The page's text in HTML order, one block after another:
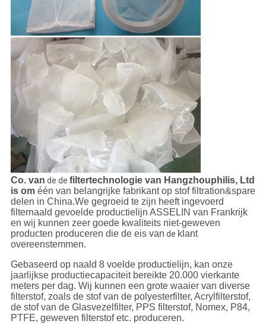
Co. van de de filtertechnologie van Hangzhouphilis, Ltd
is oméén van belangrijke fabrikant op stof filtration&spare
delen in China.We gegroeid te zijn heeft ingevoerd
filternaald gevoelde productielijn ASSELIN van Frankrijk
en wij kunnen zeer goede kwaliteits niet-geweven
producten produceren die de eis van de klant
overeenstemmen.
Gebaseerd op naald 8 voelde productielijn, kan onze
jaarlijkse productiecapaciteit bereikte 20.000 vierkante
meters per dag. Wij kunnen een grote waaier van diverse
filterstof, zoals de stof van de polyesterfilter, Acrylfilterstof,
de stof van de Glasvezelfilter, PPS filterstof, Nomex, P84,
PTFE, geweven filterstof etc. produceren.